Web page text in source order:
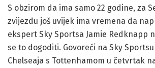
S obzirom da ima samo 22 godine, za
zvijezdu još uvijek ima vremena da
ekspert Sky Sportsa Jamie Redknapp
se to dogoditi. Govoreći na Sky
Chelseaja s Tottenhamom u četvrtak